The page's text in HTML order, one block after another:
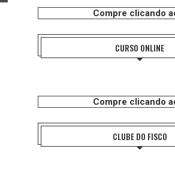
Compre clicando
CURSO ONLINE
Compre clicando
CLUBE DO FISCO